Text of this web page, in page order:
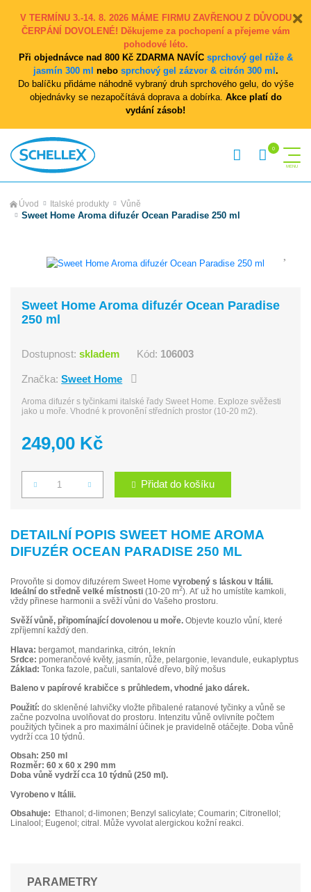
V TERMÍNU 3.-14. 8. 2026 MÁME FIRMU ZAVŘENOU Z DŮVODU
ČERPÁNÍ DOVOLENÉ! Děkujeme za pochopení a přejeme vám
pohodové léto.
Při objednávce nad 800 Kč ZDARMA NAVÍC sprchový gel růže &
jasmín 300 ml nebo sprchový gel zázvor & citrón 300 ml .
Do balíčku přidáme náhodně vybraný druh sprchového gelu, do výše
objednávky se nezapočítává doprava a dobírka. Akce platí do
vydání zásob!
Úvod Italské produkty Vůně
Sweet Home Aroma difuzér Ocean Paradise 250 ml
Sweet Home Aroma difuzér Ocean Paradise
250 ml
Dostupnost:skladem Kód: 106003
Značka:Sweet Home
Aroma difuzér s tyčinkami italské řady Sweet Home. Exploze svěžesti
jako u moře. Vhodné k provonění středních prostor (10-20 m2).
249,00 Kč
Počet Přidat do košíku
DETAILNÍ POPIS SWEET HOME AROMA
DIFUZÉR OCEAN PARADISE 250 ML
Provoňte si domov difuzérem Sweet Home vyrobený s láskou v Itálii.
Ideální do středně velké místnosti (10-20 m2). Ať už ho umístíte kamkoli,
vždy přinese harmonii a svěží vůni do Vašeho prostoru.
Svěží vůně, připomínající dovolenou u moře. Objevte kouzlo vůní, které
zpříjemní každý den.
Hlava: bergamot, mandarinka, citrón, leknín
Srdce: pomerančové květy, jasmín, růže, pelargonie, levandule, eukaplyptus
Základ: Tonka fazole, pačuli, santalové dřevo, bílý mošus
Baleno v papírové krabičce s průhledem, vhodné jako dárek.
Použití: do skleněné lahvičky vložte přibalené ratanové tyčinky a vůně se
začne pozvolna uvolňovat do prostoru. Intenzitu vůně ovlivníte počtem
použitých tyčinek a pro maximální účinek je pravidelně otáčejte. Doba vůně
vydrží cca 10 týdnů.
Obsah: 250 ml
Rozměr: 60 x 60 x 290 mm
Doba vůně vydrží cca 10 týdnů (250 ml).
Vyrobeno v Itálii.
Obsahuje: Ethanol; d-limonen; Benzyl salicylate; Coumarin; Citronellol;
Linalool; Eugenol; citral. Může vyvolat alergickou kožní reakci.
PARAMETRY